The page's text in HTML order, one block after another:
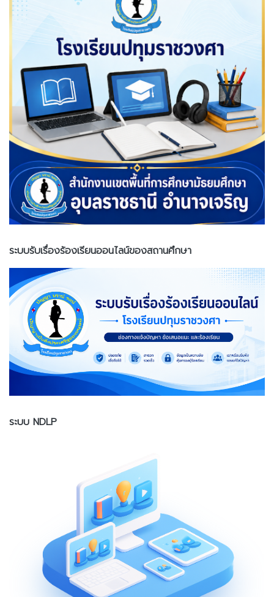
ระบบรับเรื่องร้องเรียนออนไลน์ของสถานศึกษา
ระบบ NDLP